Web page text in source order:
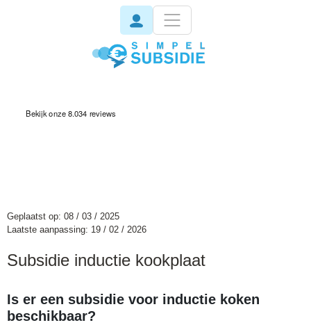
Geplaatst op: 08 / 03 / 2025
Laatste aanpassing: 19 / 02 / 2026
Subsidie inductie kookplaat
Is er een subsidie voor inductie koken
beschikbaar?